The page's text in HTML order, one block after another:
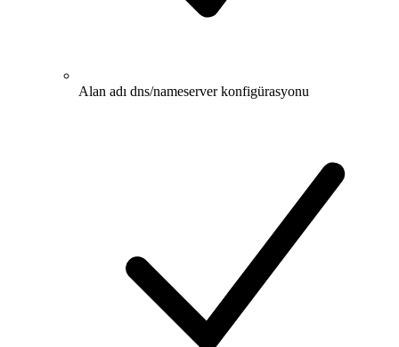
Alan adı dns/nameserver konfigürasyonu